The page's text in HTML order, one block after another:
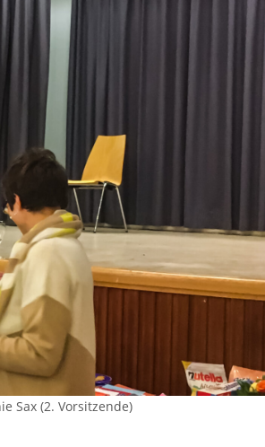
Sax (2. Vorsitzende)